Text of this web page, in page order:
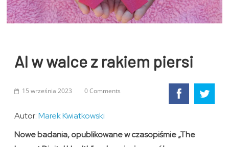
AI w walce z rakiem piersi
15 września 2023 0 Comments
Autor:Marek Kwiatkowski
Nowe badania, opublikowane w czasopiśmie „The